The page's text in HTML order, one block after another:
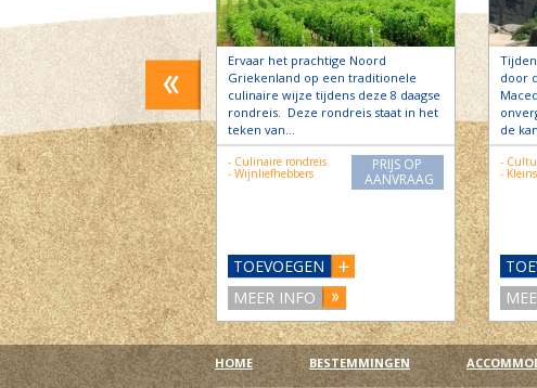
is uniek gelegen op een
m2 groot landgoed
door mooi aangelegde
uitzichten richting
Agios…
PRIJS OP
AANVRAAG
INFO
Ervaar het prachtige Noord
Griekenland op een traditionele
culinaire wijze tijdens deze 8 daagse
rondreis. Deze rondreis staat in het
teken van…
- Culinaire rondreis
- Wijnliefhebbers
PRIJS OP
AANVRAAG
TOEVOEGEN
MEER INFO
door
de
-
-
HOME BESTEMMINGEN